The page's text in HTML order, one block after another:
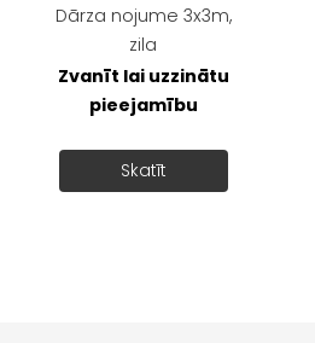
Dārza nojume 3x3m,
zila
Zvanīt lai uzzinātu
pieejamību
Skatīt